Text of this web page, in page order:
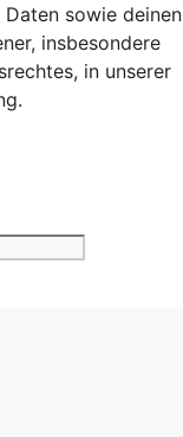
sowie deinen
insbesondere
in unserer